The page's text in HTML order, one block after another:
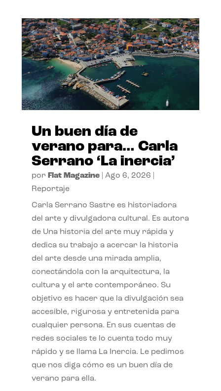
Un buen día de
verano para… Carla
Serrano ‘La inercia’
por Flat Magazine| Ago 6, 2026
Reportaje
Carla Serrano Sastre es historiadora
del arte y divulgadora cultural. Es autora
de Una historia del arte muy rápida y
dedica su trabajo a acercar la historia
del arte desde una mirada amplia,
conectándola con la arquitectura, la
cultura y el arte contemporáneo. Su
objetivo es hacer que la divulgación sea
accesible, rigurosa y entretenida para
cualquier persona. En sus cuentas de
redes sociales te lo cuenta todo muy
rápido y se llama La Inercia. Le pedimos
que nos diga cómo es un buen día de
verano para ella.